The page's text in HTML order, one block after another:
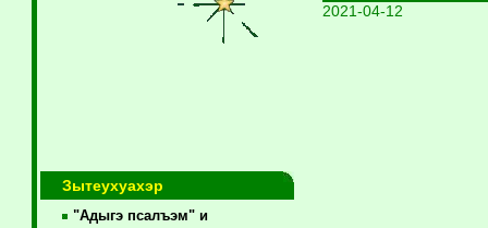
Зытеухуахэр
"Адыгэ псалъэм" и
2021-04-12